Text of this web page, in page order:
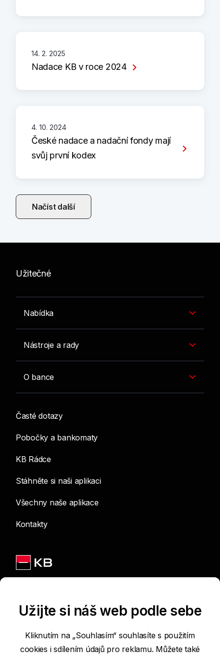
14. 2. 2025
Nadace KB v roce 2024
4. 10. 2024
České nadace a nadační fondy mají
svůj první kodex
Načíst další
Užitečné
Nabídka
Nástroje a rady
O bance
Časté dotazy
Pobočky a bankomaty
KB Rádce
Stáhněte si naši aplikaci
Všechny naše aplikace
Kontakty
Užijte si náš web podle sebe
Kliknutím na „Souhlasím“ souhlasíte s použitím
cookies i sdílením údajů pro reklamu. Můžete také